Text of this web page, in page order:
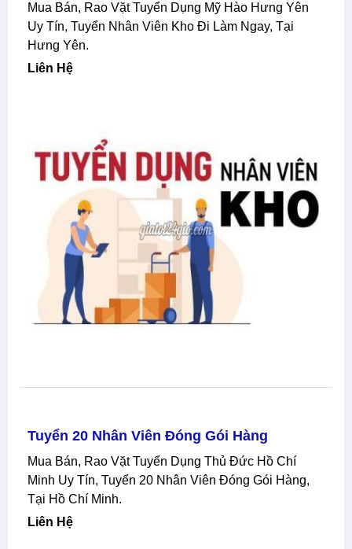
Mua Bán, Rao Vặt Tuyển Dụng Mỹ Hào Hưng Yên
Uy Tín, Tuyển Nhân Viên Kho Đi Làm Ngay, Tại
Hưng Yên.
Liên Hệ
Tuyển 20 Nhân Viên Đóng Gói Hàng
Mua Bán, Rao Vặt Tuyển Dụng Thủ Đức Hồ Chí
Minh Uy Tín, Tuyển 20 Nhân Viên Đóng Gói Hàng,
Tại Hồ Chí Minh.
Liên Hệ